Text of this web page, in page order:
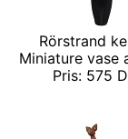
Rörstrand
Miniature vase
Pris: 575